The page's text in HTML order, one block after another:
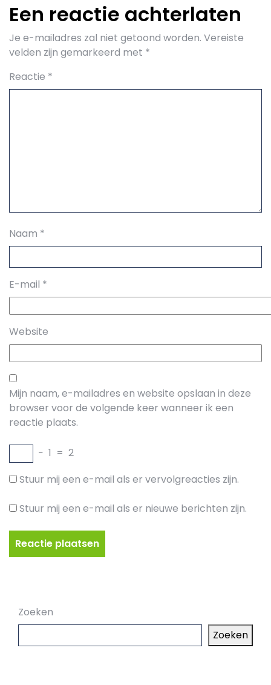
Een reactie achterlaten
Je e-mailadres zal niet getoond worden. Vereiste
velden zijn gemarkeerd met *
Reactie *
Naam *
E-mail *
Website
Mijn naam, e-mailadres en website opslaan in deze
browser voor de volgende keer wanneer ik een
reactie plaats.
− 1 = 2
Stuur mij een e-mail als er vervolgreacties zijn.
Stuur mij een e-mail als er nieuwe berichten zijn.
Zoeken
Zoeken